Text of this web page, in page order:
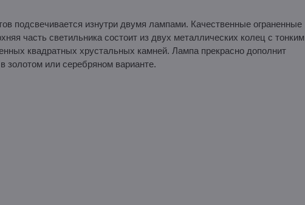
подсвечивается изнутри двумя лампами. Качественные ограненные
часть светильника состоит из двух металлических колец с тонким
квадратных хрустальных камней. Лампа прекрасно дополнит
золотом или серебряном варианте.